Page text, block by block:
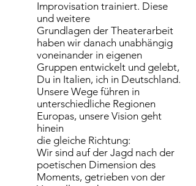
Improvisation trainiert. Diese
und weitere
Grundlagen der Theaterarbeit
haben wir danach unabhängig
voneinander in eigenen
Gruppen entwickelt und gelebt,
Du in Italien, ich in Deutschland.
Unsere Wege führen in
unterschiedliche Regionen
Europas, unsere Vision geht
hinein
die gleiche Richtung:
Wir sind auf der Jagd nach der
poetischen Dimension des
Moments, getrieben von der